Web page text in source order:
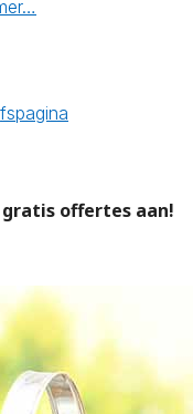
gratis offertes aan!